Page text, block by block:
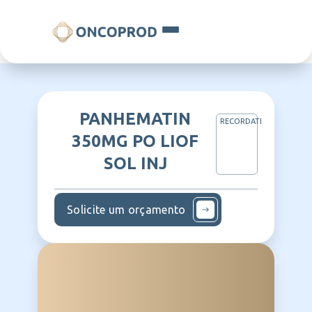
PANHEMATIN
350MG PO LIOF
SOL INJ
RECORDATI
Solicite um orçamento